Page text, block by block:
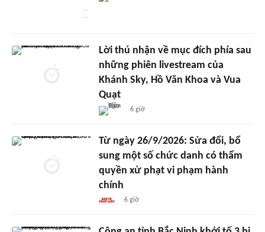
Lời thú nhận về mục đích phía sau
những phiên livestream của
Khánh Sky, Hồ Văn Khoa và Vua
Quạt
6 giờ
Từ ngày 26/9/2026: Sửa đổi, bổ
sung một số chức danh có thẩm
quyền xử phạt vi phạm hành
chính
6 giờ